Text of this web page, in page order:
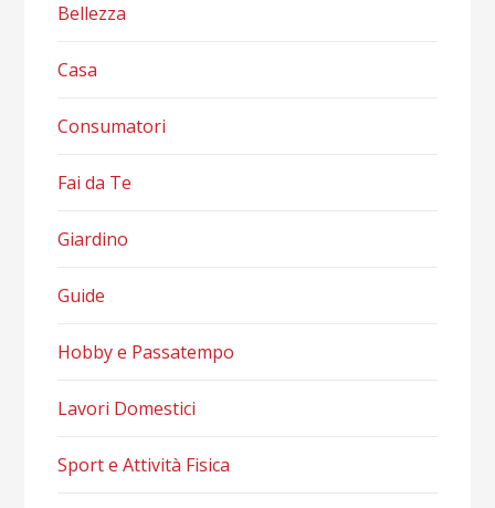
Bellezza
Casa
Consumatori
Fai da Te
Giardino
Guide
Hobby e Passatempo
Lavori Domestici
Sport e Attività Fisica